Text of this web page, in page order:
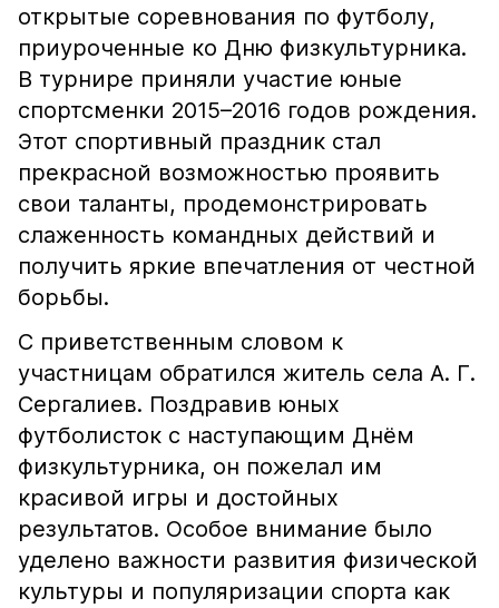
открытые соревнования по футболу,
приуроченные ко Дню физкультурника.
В турнире приняли участие юные
спортсменки 2015–2016 годов рождения.
Этот спортивный праздник стал
прекрасной возможностью проявить
свои таланты, продемонстрировать
слаженность командных действий и
получить яркие впечатления от честной
борьбы.
С приветственным словом к
участницам обратился житель села А. Г.
Сергалиев. Поздравив юных
футболисток с наступающим Днём
физкультурника, он пожелал им
красивой игры и достойных
результатов. Особое внимание было
уделено важности развития физической
культуры и популяризации спорта как